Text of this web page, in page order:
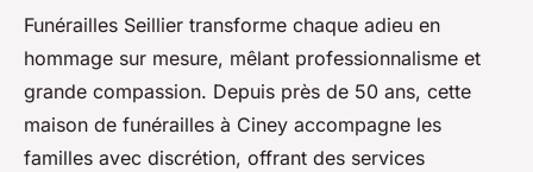
Funérailles Seillier transforme chaque adieu en
hommage sur mesure, mêlant professionnalisme et
grande compassion. Depuis près de 50 ans, cette
maison de funérailles à Ciney accompagne les
familles avec discrétion, offrant des services